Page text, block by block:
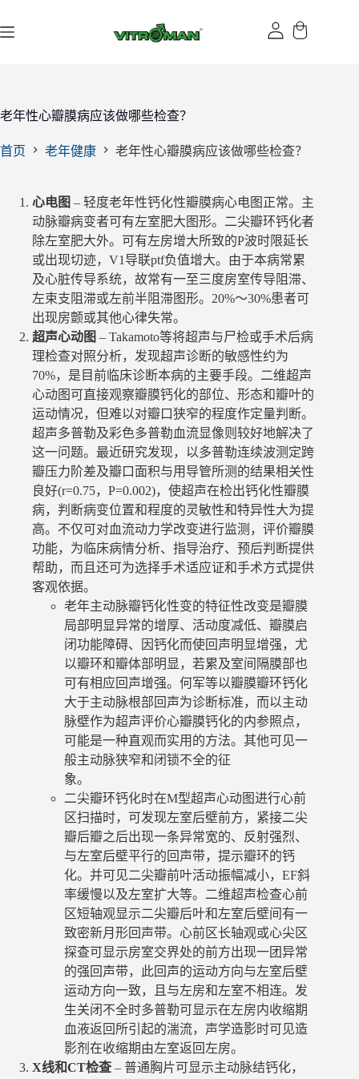
过
老年性心瓣膜病应该做哪些检查？
首页 老年健康 老年性心瓣膜病应该做哪些检查？
心电图 – 轻度老年性钙化性瓣膜病心电图正常。主
动脉瓣病变者可有左室肥大图形。二尖瓣环钙化者
除左室肥大外。可有左房增大所致的P波时限延长
或出现切迹，V1导联ptf负值增大。由于本病常累
及心脏传导系统，故常有一至三度房室传导阻滞、
左束支阻滞或左前半阻滞图形。20%～30%患者可
出现房颤或其他心律失常。
超声心动图 – Takamoto等将超声与尸检或手术后病
理检查对照分析，发现超声诊断的敏感性约为
70%，是目前临床诊断本病的主要手段。二维超声
心动图可直接观察瓣膜钙化的部位、形态和瓣叶的
运动情况，但难以对瓣口狭窄的程度作定量判断。
超声多普勒及彩色多普勒血流显像则较好地解决了
这一问题。最近研究发现，以多普勒连续波测定跨
瓣压力阶差及瓣口面积与用导管所测的结果相关性
良好(r=0.75，P=0.002)，使超声在检出钙化性瓣膜
病，判断病变位置和程度的灵敏性和特异性大为提
高。不仅可对血流动力学改变进行监测，评价瓣膜
功能，为临床病情分析、指导治疗、预后判断提供
帮助，而且还可为选择手术适应证和手术方式提供
客观依据。
老年主动脉瓣钙化性变的特征性改变是瓣膜
局部明显异常的增厚、活动度减低、瓣膜启
闭功能障碍、因钙化而使回声明显增强，尤
以瓣环和瓣体部明显，若累及室间隔膜部也
可有相应回声增强。何军等以瓣膜瓣环钙化
大于主动脉根部回声为诊断标准，而以主动
脉壁作为超声评价心瓣膜钙化的内参照点，
可能是一种直观而实用的方法。其他可见一
般主动脉狭窄和闭锁不全的征
象。
二尖瓣环钙化时在M型超声心动图进行心前
区扫描时，可发现左室后壁前方，紧接二尖
瓣后瓣之后出现一条异常宽的、反射强烈、
与左室后壁平行的回声带，提示瓣环的钙
化。并可见二尖瓣前叶活动振幅减小，EF斜
率缓慢以及左室扩大等。二维超声检查心前
区短轴观显示二尖瓣后叶和左室后壁间有一
致密新月形回声带。心前区长轴观或心尖区
探查可显示房室交界处的前方出现一团异常
的强回声带，此回声的运动方向与左室后壁
运动方向一致，且与左房和左室不相连。发
生关闭不全时多普勒可显示在左房内收缩期
血液返回所引起的湍流，声学造影时可见造
影剂在收缩期由左室返回左房。
X线和CT检查 – 普通胸片可显示主动脉结钙化，